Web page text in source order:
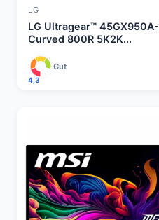
LG
LG Ultragear™
Curved 800R 5K2K...
4,3
Gut